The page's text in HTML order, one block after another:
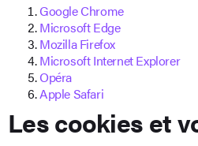
Google Chrome
Microsoft Edge
Mozilla Firefox
Microsoft Internet Explorer
Opéra
Apple Safari
Les cookies et